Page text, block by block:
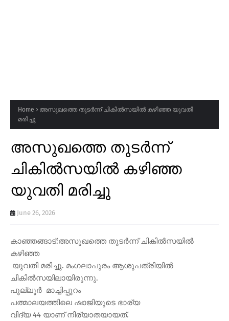
Home
അസുഖത്തെ തുടർന്ന് ചികിൽസയിൽ കഴിഞ്ഞ യുവതി
മരിച്ചു
അസുഖത്തെ തുടർന്ന്
ചികിൽസയിൽ കഴിഞ്ഞ
യുവതി മരിച്ചു
June 26, 2026
കാഞ്ഞങ്ങാട്:അസുഖത്തെ തുടർന്ന് ചികിൽസയിൽ
കഴിഞ്ഞ
യുവതി മരിച്ചു. മംഗലാപുരം ആശുപത്രിയിൽ
ചികിൽസയിലായിരുന്നു.
പുല്ലൂർ മാച്ചിപ്പുറം
പത്മാലയത്തിലെ ഷാജിയുടെ ഭാര്യ
വിദ്യ 44 യാണ് നിര്യാതയായത്.